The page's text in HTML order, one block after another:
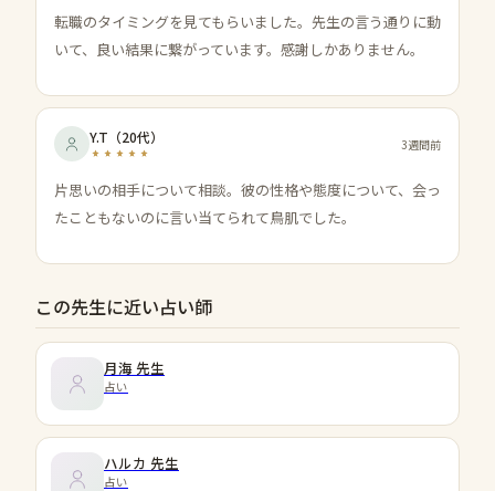
転職のタイミングを見てもらいました。先生の言う通りに動
いて、良い結果に繋がっています。感謝しかありません。
Y.T （20代） 3週間前
片思いの相手について相談。彼の性格や態度について、会っ
たこともないのに言い当てられて鳥肌でした。
この先生に近い占い師
月海 先生
占い
ハルカ 先生
占い